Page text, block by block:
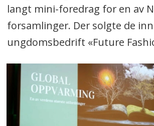
langt mini-foredrag for en av
forsamlinger. Der solgte de
ungdomsbedrift «Future